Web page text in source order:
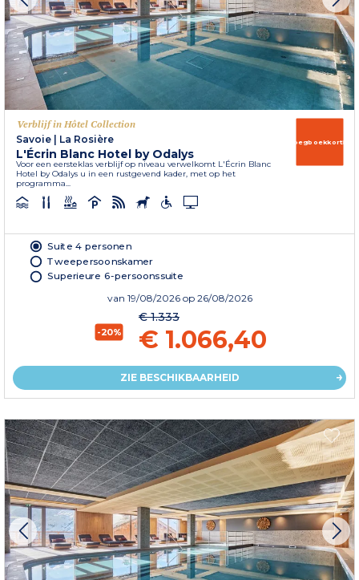
Verblijf in Hôtel Collection
Savoie
La Rosière
L'Écrin Blanc Hotel by Odalys
Voor een eersteklas verblijf op niveau verwelkomt L'Écrin Blanc
Hotel by Odalys u in een rustgevend kader, met op het
programma...
Vroegboekkorting
Suite 4 personen
Tweepersoonskamer
Superieure 6-persoonssuite
van 19/08/2026 op 26/08/2026
-20%
€ 1.333
€ 1.066,40
ZIE BESCHIKBAARHEID